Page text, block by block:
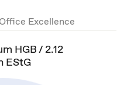
Excellence
HGB / 2.12
EStG